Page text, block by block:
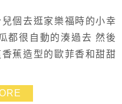
個去逛家樂福時的小幸
都很自動的湊過去 然後
蕉造型的歐菲香和甜甜
是想記錄一下.這甜蜜的